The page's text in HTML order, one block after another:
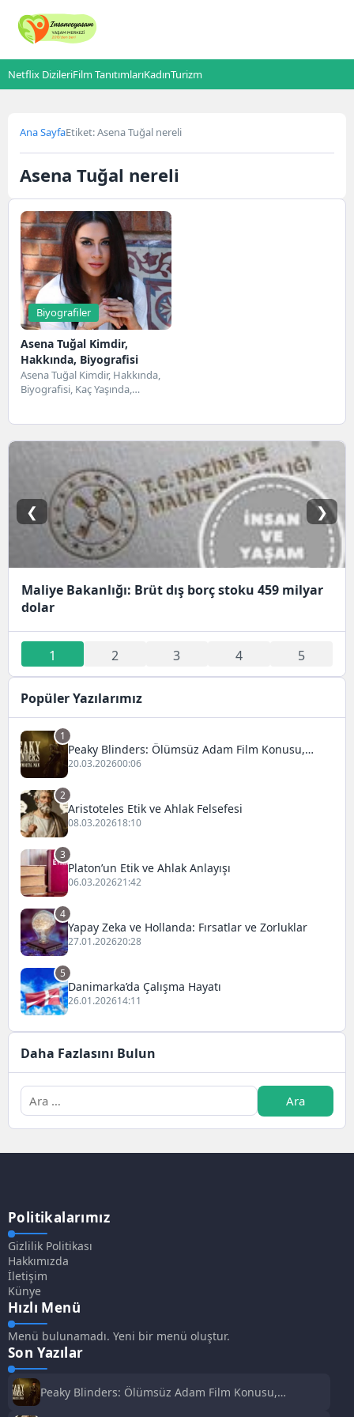
Netflix DizileriFilm TanıtımlarıKadınTurizm
Ana SayfaEtiket: Asena Tuğal nereli
Asena Tuğal nereli
Biyografiler
Asena Tuğal Kimdir,
Hakkında, Biyografisi
Asena Tuğal Kimdir, Hakkında,
Biyografisi, Kaç Yaşında,
Maliye Bakanlığı: Brüt dış borç stoku 459 milyar
dolar
❮ ❯
1 2 3 4 5
Popüler Yazılarımız
1
Peaky Blinders: Ölümsüz Adam Film Konusu,
Oyuncuları ve İnceleme
20.03.202600:06
2
Aristoteles Etik ve Ahlak Felsefesi
08.03.202618:10
3
Platon’un Etik ve Ahlak Anlayışı
06.03.202621:42
4
Yapay Zeka ve Hollanda: Fırsatlar ve Zorluklar
27.01.202620:28
5
Danimarka’da Çalışma Hayatı
26.01.202614:11
Daha Fazlasını Bulun
Politikalarımız
Gizlilik Politikası
Hakkımızda
İletişim
Künye
Hızlı Menü
Menü bulunamadı. Yeni bir menü oluştur.
Son Yazılar
Peaky Blinders: Ölümsüz Adam Film Konusu,